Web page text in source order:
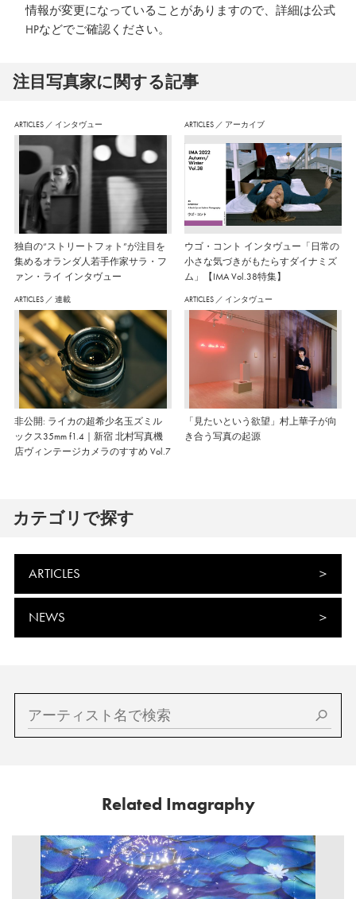
情報が変更になっていることがありますので、詳細は公式
HPなどでご確認ください。
注⽬写真家に関する記事
ARTICLES ／ インタヴュー
独自の“ストリートフォト”が注目を
集めるオランダ人若手作家サラ・フ
ァン・ライ インタヴュー
ARTICLES ／ アーカイブ
ウゴ・コント インタヴュー「日常の
小さな気づきがもたらすダイナミズ
ム」【IMA Vol.38特集】
ARTICLES ／ 連載
非公開: ライカの超希少名玉ズミル
ックス35mm f1.4｜新宿 北村写真機
店ヴィンテージカメラのすすめ Vol.7
ARTICLES ／ インタヴュー
「見たいという欲望」村上華子が向
き合う写真の起源
カテゴリで探す
ARTICLES
NEWS
Related Imagraphy